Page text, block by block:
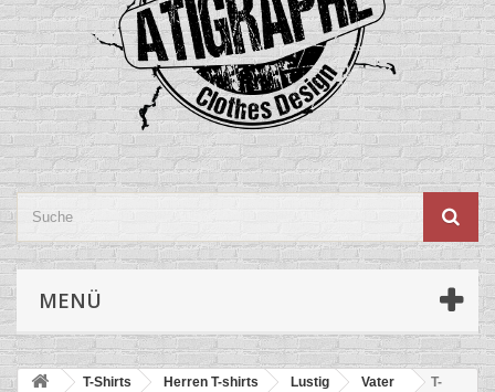
MENÜ
T-Shirts Herren T-shirts Lustig Vater
T-